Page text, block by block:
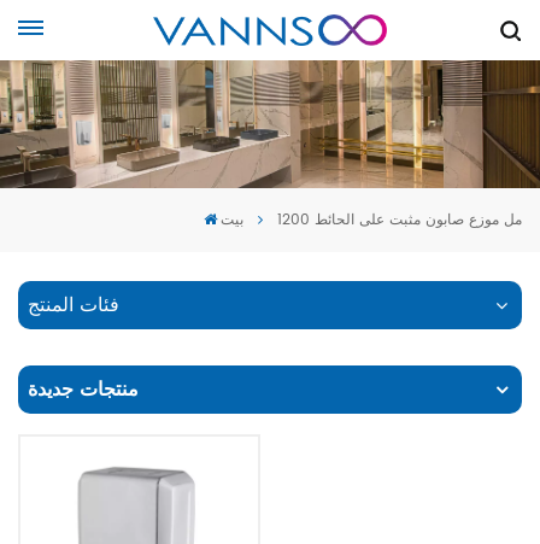
بيت 1200 مل موزع صابون مثبت على الحائط
فئات المنتج
منتجات جديدة